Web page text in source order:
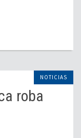
NOTICIAS
roba